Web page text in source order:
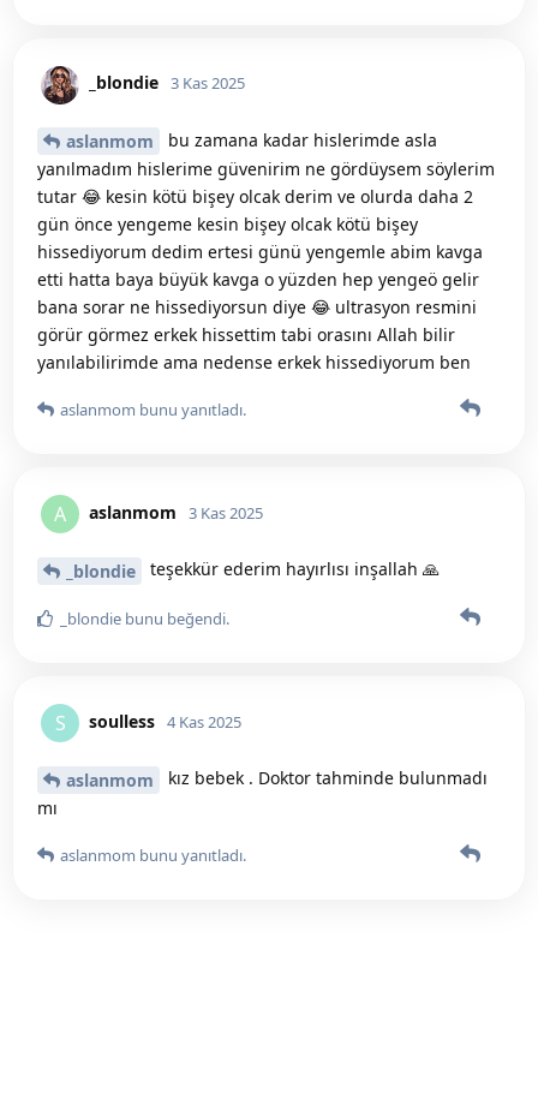
_blondie 3 Kas 2025
aslanmom
bu zamana kadar hislerimde asla
yanılmadım hislerime güvenirim ne gördüysem söylerim
tutar 😂 kesin kötü bişey olcak derim ve olurda daha 2
gün önce yengeme kesin bişey olcak kötü bişey
hissediyorum dedim ertesi günü yengemle abim kavga
etti hatta baya büyük kavga o yüzden hep yengeö gelir
bana sorar ne hissediyorsun diye 😂 ultrasyon resmini
görür görmez erkek hissettim tabi orasını Allah bilir
yanılabilirimde ama nedense erkek hissediyorum ben
aslanmom bunu yanıtladı.
A aslanmom 3 Kas 2025
_blondie teşekkür ederim hayırlısı inşallah 🙏
_blondie bunu beğendi.
S soulless 4 Kas 2025
aslanmom
kız bebek . Doktor tahminde bulunmadı
mı
aslanmom bunu yanıtladı.